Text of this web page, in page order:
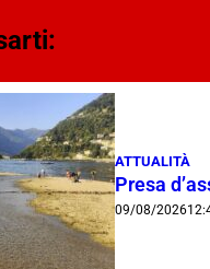
ATTUALITÀ
Presa
09/08/2026